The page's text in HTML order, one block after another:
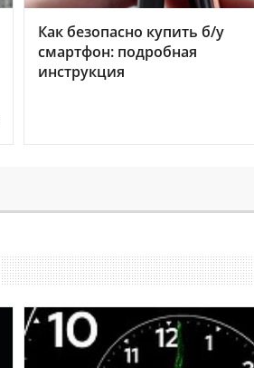
Как безопасно купить б/у
смартфон: подробная
инструкция